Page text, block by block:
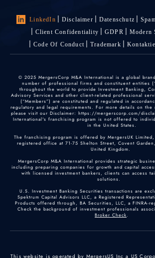
LinkedIn Disclaimer Datenschutz
Client Confidentiality
GDPR
Modern
Code Of Conduct
Trademark
© 2025 MergersCorp M&A International is a global
number of professional firms and constituent entities
throughout the world to provide Investment Banking,
Advisory Services and other client-related professional
(“Members”) are constituted and regulated in
regulatory and legal requirements. For more details on
please visit our Disclaimer: https://mergerscorp.com/
International's franchising program is not offered to
in the United States.
The franchising program is offered by MergersUK
registered office at 71-75 Shelton Street, Covent
United Kingdom.
MergersCorp M&A International provides strategic
including preparing companies for growth and capital
with licensed investment bankers, clients can access
solutions.
U.S. Investment Banking Securities transactions are
Spektrum Capital Advisors LLC, a Registered
Products offered through, BA Securities, LLC, a FINRA-
Check the background of investment professionals
Broker Check.
This website is operated by MergersUS Inc a US